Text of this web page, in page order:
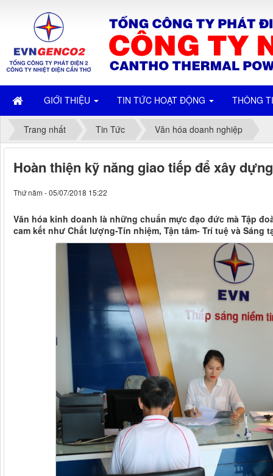
GIỚI THIỆU TIN TỨC HOẠT ĐỘNG THÔNG
Trang nhất Tin Tức Văn hóa doanh nghiệp
Hoàn thiện kỹ năng giao tiếp để xây
Thứ năm - 05/07/2018 15:22
Văn hóa kinh doanh là những chuẩn mực đạo đức mà Tập
cam kết như Chất lượng-Tín nhiệm, Tận tâm- Trí tuệ và Sáng